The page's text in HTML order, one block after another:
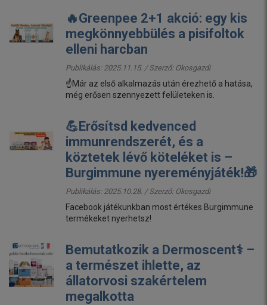
🔥Greenpee 2+1 akció: egy kis
megkönnyebbülés a pisifoltok
elleni harcban
Publikálás: 2025.11.15. / Szerző: Okosgazdi
☝️Már az első alkalmazás után érezhető a hatása,
még erősen szennyezett felületeken is.
💪Erősítsd kedvenced
immunrendszerét, és a
köztetek lévő köteléket is –
Burgimmune nyereményjáték!🎁
Publikálás: 2025.10.28. / Szerző: Okosgazdi
Facebook játékunkban most értékes Burgimmune
termékeket nyerhetsz!
Bemutatkozik a Dermoscent⚕️ –
a természet ihlette, az
állatorvosi szakértelem
megalkotta